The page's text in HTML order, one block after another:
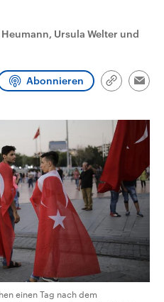
Ursula Welter und
Abonnieren
Link
einen Tag nach dem